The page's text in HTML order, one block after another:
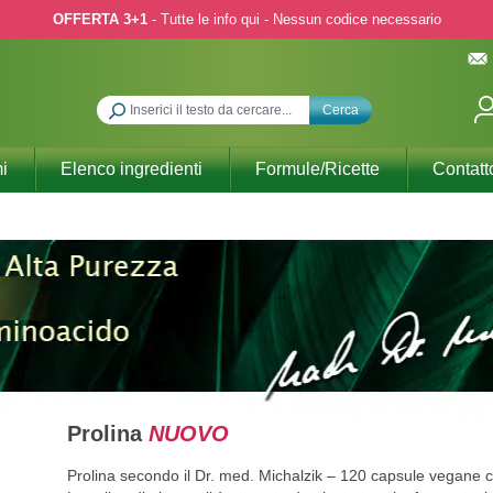
OFFERTA 3+1- Tutte le info qui - Nessun codice necessario
Cerca
Elenco ingredienti Formule/Ricette
Prolina NUOVO
Prolina secondo il Dr. med. Michalzik – 120 capsule vegane